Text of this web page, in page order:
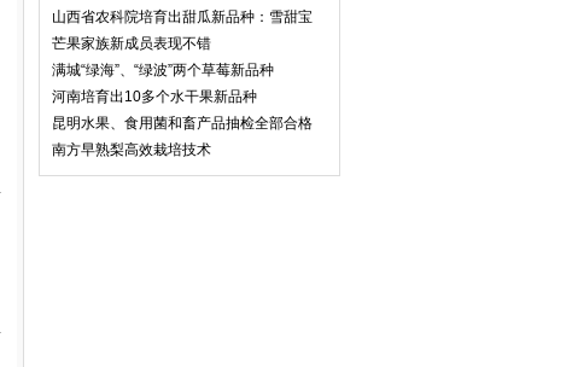
山西省农科院培育出甜瓜新品种：雪甜宝
芒果家族新成员表现不错
满城“绿海”、“绿波”两个草莓新品种
河南培育出10多个水干果新品种
昆明水果、食用菌和畜产品抽检全部合格
南方早熟梨高效栽培技术